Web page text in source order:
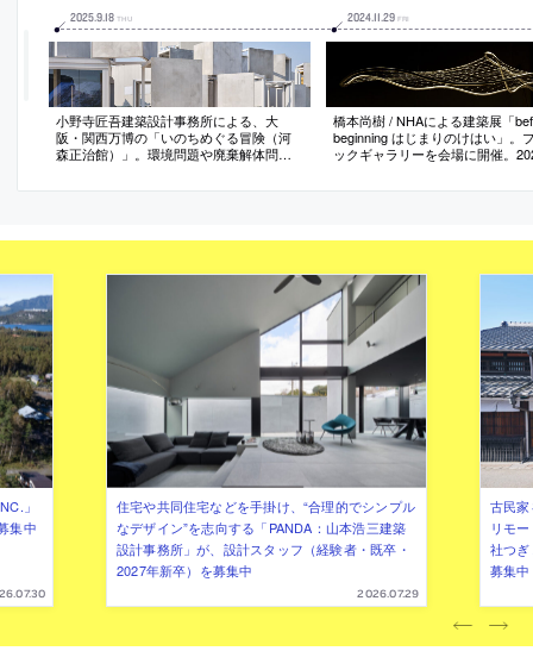
2025.9.18 THU
小野寺匠吾建築設計事務所による、大
阪・関西万博の「いのちめぐる冒険（河
森正治館）」。環境問題や廃棄解体問題
視化を目指し、海運規格の輸送性の高い
造システム、で造る建築を考案
2024.11 29 FRI
橋本尚樹 / NHAによる建築展「
beginning はじまりのけはい」。
ックギャラリーを会場に開催。
とした展示。同建築は、生物学者
」
集中
住宅や共同住宅などを手掛け、“合理的でシンプル
なデザイン”を志向する「PANDA：山本浩三建築
設計事務所」が、設計スタッフ（経験者・既卒・
2027年新卒）を募集中
2026.07.29
古民
リモ
社つ
募集中